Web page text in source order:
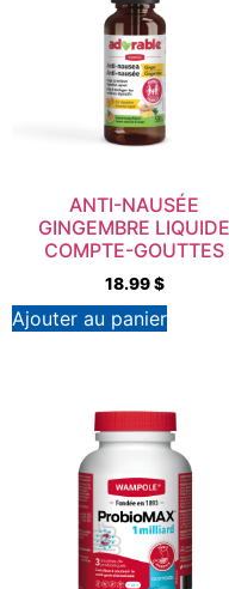
ANTI-NAUSÉE
GINGEMBRE LIQUIDE
COMPTE-GOUTTES
18.99$
Ajouter au panier